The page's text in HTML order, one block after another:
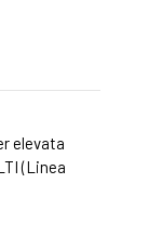
elevata
(Linea